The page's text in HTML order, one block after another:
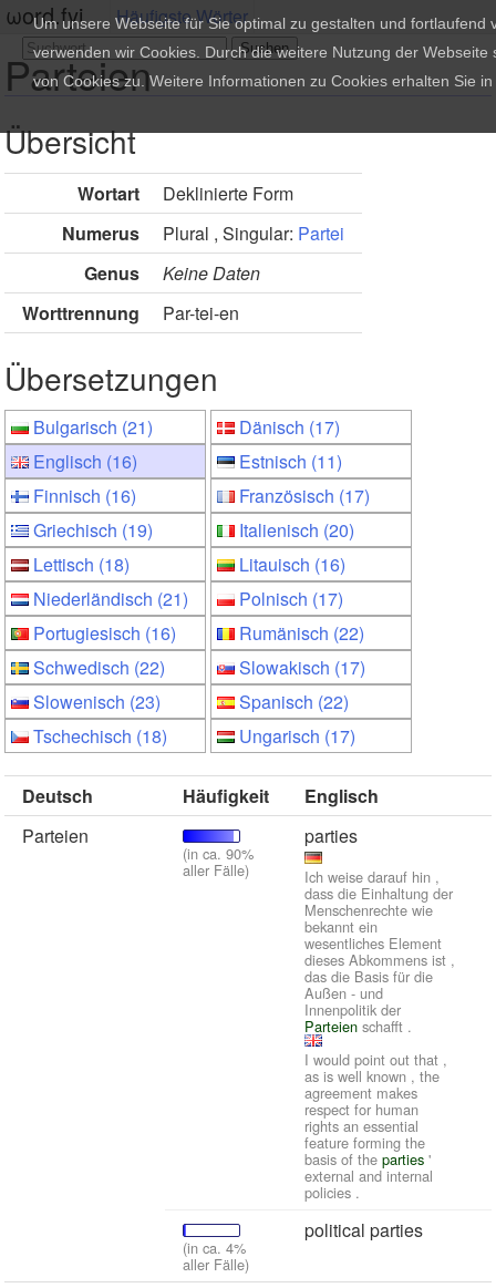
ωord.fyi Häufigste Wörter
Parteien
Übersicht
Wortart
Deklinierte Form
Numerus
Plural , Singular: Partei
Genus
Keine Daten
Worttrennung
Par-tei-en
Übersetzungen
Bulgarisch (21)
Dänisch (17)
Englisch (16)
Estnisch (11)
Finnisch (16)
Französisch (17)
Griechisch (19)
Italienisch (20)
Lettisch (18)
Litauisch (16)
Niederländisch (21)
Polnisch (17)
Portugiesisch (16)
Rumänisch (22)
Schwedisch (22)
Slowakisch (17)
Slowenisch (23)
Spanisch (22)
Tschechisch (18)
Ungarisch (17)
Deutsch Häufigkeit
Englisch
Parteien
(in ca. 90%
aller Fälle)
parties
Ich weise darauf hin ,
dass die Einhaltung der
Menschenrechte wie
bekannt ein
wesentliches Element
dieses Abkommens ist ,
das die Basis für die
Außen - und
Innenpolitik der
Parteien schafft .
I would point out that ,
as is well known , the
agreement makes
respect for human
rights an essential
feature forming the
basis of the parties '
external and internal
policies .
(in ca. 4%
aller Fälle)
political parties
Um unsere Webseite für Sie optimal zu gestalten und fortlaufend
verwenden wir Cookies. Durch die weitere Nutzung der Webseite
von Cookies zu. Weitere Informationen zu Cookies erhalten Sie